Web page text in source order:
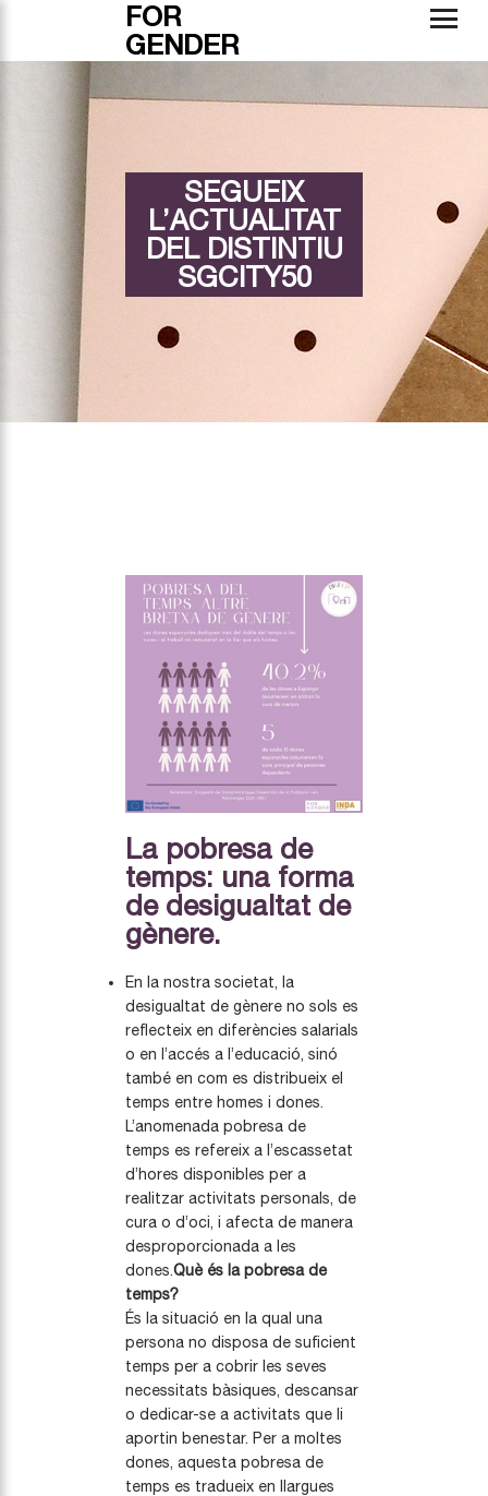
FOR
GENDER
SEGUEIX
L’ACTUALITAT
DEL DISTINTIU
SGCITY50
La pobresa de
temps: una forma
de desigualtat de
gènere.
En la nostra societat, la
desigualtat de gènere no sols es
reflecteix en diferències salarials
o en l’accés a l’educació, sinó
també en com es distribueix el
temps entre homes i dones.
L’anomenada pobresa de
temps es refereix a l’escassetat
d’hores disponibles per a
realitzar activitats personals, de
cura o d’oci, i afecta de manera
desproporcionada a les
dones.Què és la pobresa de
temps?
És la situació en la qual una
persona no disposa de suficient
temps per a cobrir les seves
necessitats bàsiques, descansar
o dedicar-se a activitats que li
aportin benestar. Per a moltes
dones, aquesta pobresa de
temps es tradueix en llargues